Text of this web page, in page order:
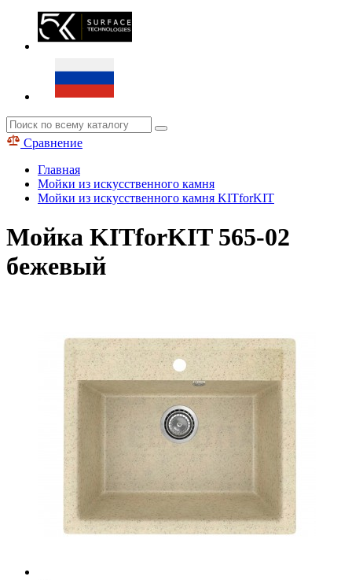
Сравнение
Главная
Мойки из искусственного камня
Мойки из искусственного камня KITforKIT
Мойка KITforKIT 565-02
бежевый